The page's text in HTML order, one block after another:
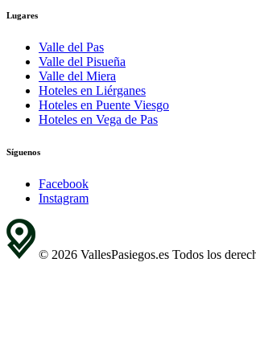
Lugares
Valle del Pas
Valle del Pisueña
Valle del Miera
Hoteles en Liérganes
Hoteles en Puente Viesgo
Hoteles en Vega de Pas
Síguenos
Facebook
Instagram
© 2026 VallesPasiegos.es Todos los